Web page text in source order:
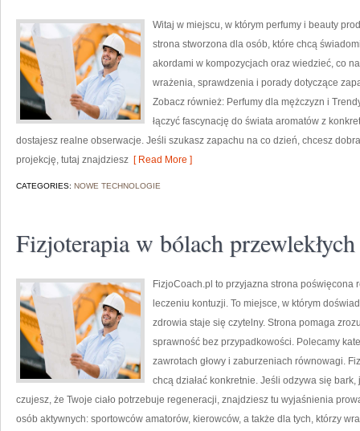
Witaj w miejscu, w którym perfumy i beauty
strona stworzona dla osób, które chcą
akordami w kompozycjach oraz wiedzieć, co
wrażenia, sprawdzenia i porady dotyczące
Zobacz również: Perfumy dla mężczyzn i
łączyć fascynację do świata aromatów z
dostajesz realne obserwacje. Jeśli szukasz zapachu na co dzień, chcesz
projekcję, tutaj znajdziesz [ Read More ]
CATEGORIES: NOWE TECHNOLOGIE
Fizjoterapia w bólach przewlekłych
FizjoCoach.pl to przyjazna strona
leczeniu kontuzji. To miejsce, w którym
zdrowia staje się czytelny. Strona pomaga
sprawność bez przypadkowości. Polecamy
zawrotach głowy i zaburzeniach równowagi.
chcą działać konkretnie. Jeśli odzywa się
czujesz, że Twoje ciało potrzebuje regeneracji, znajdziesz tu wyjaśnienia
osób aktywnych: sportowców amatorów, kierowców, a także dla tych, którzy